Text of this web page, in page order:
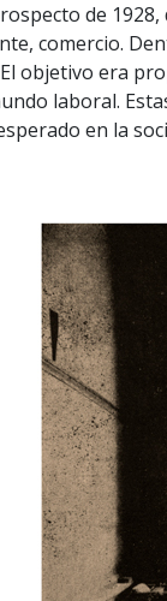
de
comercio.
objetivo era
laboral.
en la